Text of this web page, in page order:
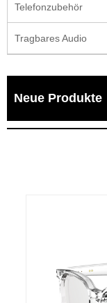
Telefonzubehör
Tragbares Audio
Neue Produkte